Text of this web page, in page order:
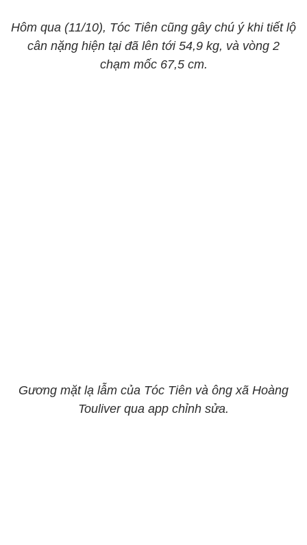
Hôm qua (11/10), Tóc Tiên cũng gây chú ý khi tiết lộ
cân nặng hiện tại đã lên tới 54,9 kg, và vòng 2
chạm mốc 67,5 cm.
Gương mặt lạ lẫm của Tóc Tiên và ông xã Hoàng
Touliver qua app chỉnh sửa.